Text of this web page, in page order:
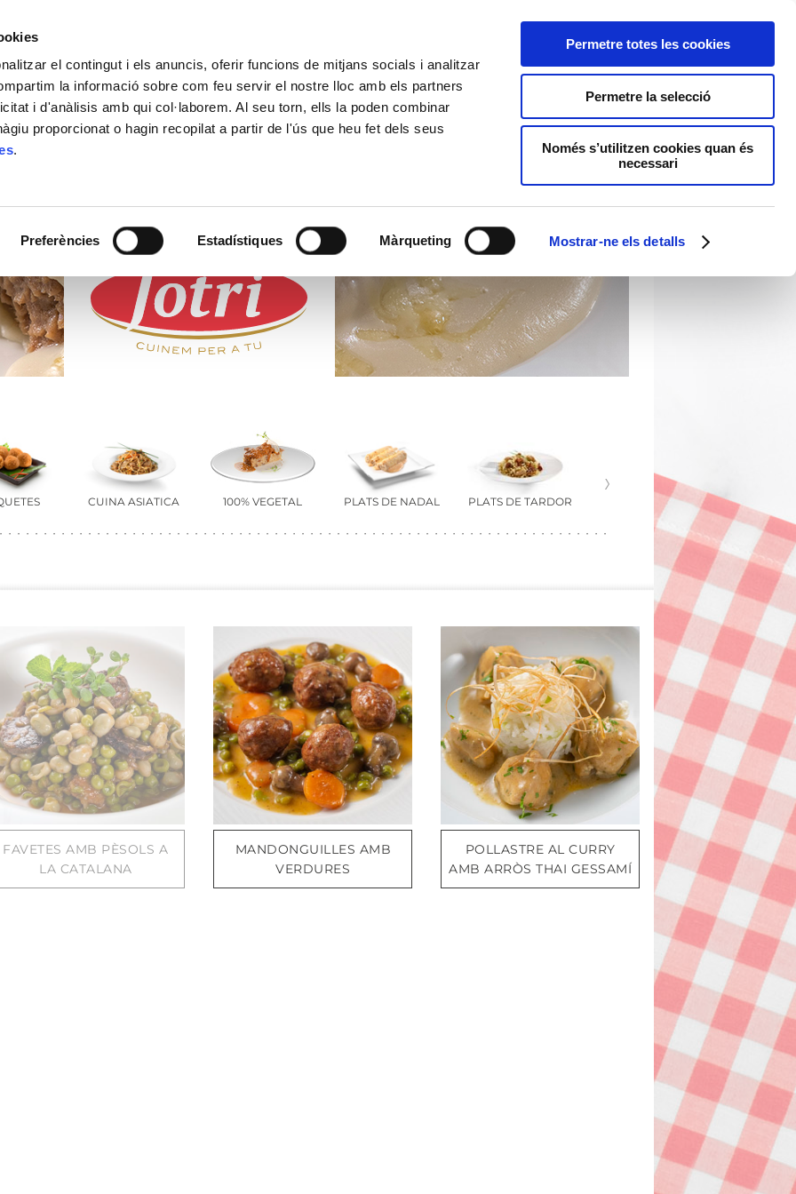
el contingut i els anuncis, oferir funcions de mitjans socials i analitzar
la informació sobre com feu servir el nostre lloc amb els partners
i d'anàlisis amb qui col·laborem. Al seu torn, ells la poden combinar
proporcionat o hagin recopilat a partir de l'ús que heu fet dels seus
.
Preferències Estadístiques Màrqueting Mostrar-ne els detalls
Permetre totes les cookies
Permetre la selecció
Només s’utilitzen cookies quan és
necessari
ACTUALITAT ON COMPRAR CONTACTE
FRESCOS
CUINA ASIÀTICA 100% VEGETAL PLATS DE NADAL PLATS DE TARDOR
FAVETES AMB PÈSOLS A
LA CATALANA
MANDONGUILLES AMB
VERDURES
POLLASTRE AL CURRY
AMB ARRÒS THAI GESSAMÍ